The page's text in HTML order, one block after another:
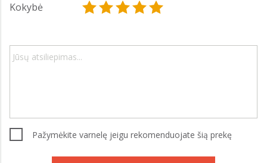
Kokybė
Pažymėkite varnelę jeigu rekomenduojate šią prekę